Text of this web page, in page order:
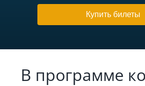
Купить билеты
В программе